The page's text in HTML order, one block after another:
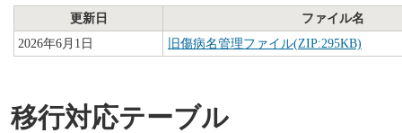
更新日
ファイル名
2026年6月1日
旧傷病名管理ファイル(ZIP:295KB)
移行対応テーブル